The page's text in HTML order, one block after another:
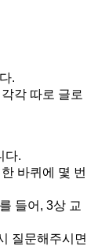
.
각 따로 글로
다.
바퀴에 몇 번
들어, 3상 교
질문해주시면